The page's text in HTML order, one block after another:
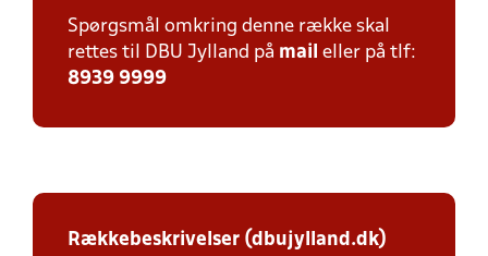
Spørgsmål omkring denne række skal
rettes til DBU Jylland på mail eller på tlf:
8939 9999
Rækkebeskrivelser (dbujylland.dk)